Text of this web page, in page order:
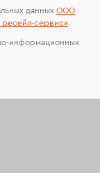
данных ООО
сервиc».
информационных